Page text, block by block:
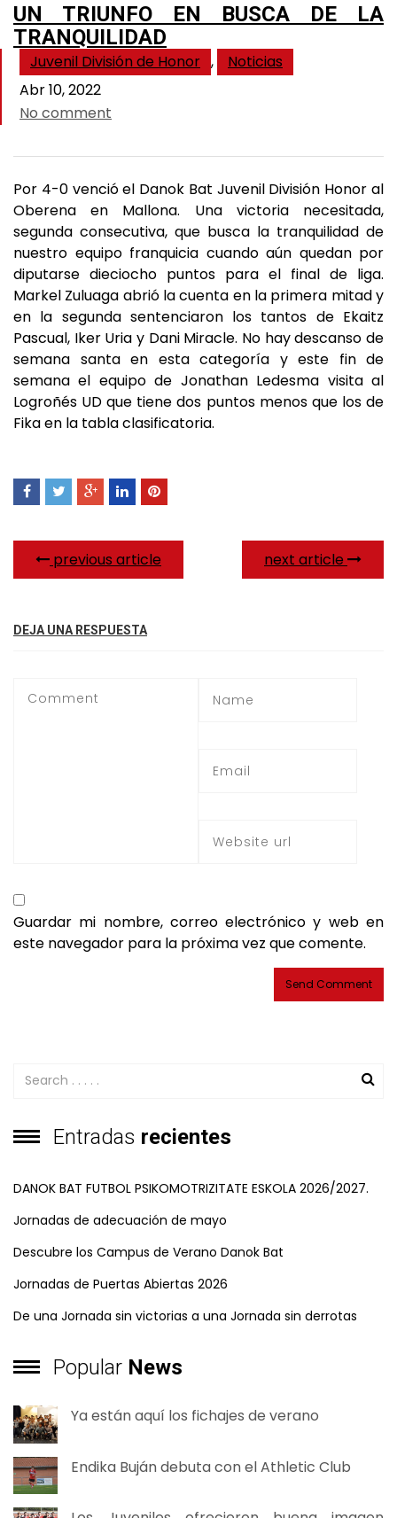
UN TRIUNFO EN BUSCA DE LA
TRANQUILIDAD
Juvenil División de Honor ,
Noticias
Abr 10, 2022
No comment
Por 4-0 venció el Danok Bat Juvenil División Honor al
Oberena en Mallona. Una victoria necesitada,
segunda consecutiva, que busca la tranquilidad de
nuestro equipo franquicia cuando aún quedan por
diputarse dieciocho puntos para el final de liga.
Markel Zuluaga abrió la cuenta en la primera mitad y
en la segunda sentenciaron los tantos de Ekaitz
Pascual, Iker Uria y Dani Miracle. No hay descanso de
semana santa en esta categoría y este fin de
semana el equipo de Jonathan Ledesma visita al
Logroñés UD que tiene dos puntos menos que los de
Fika en la tabla clasificatoria.
previous article next article
DEJA UNA RESPUESTA
Guardar mi nombre, correo electrónico y web en
este navegador para la próxima vez que comente.
Entradas recientes
DANOK BAT FUTBOL PSIKOMOTRIZITATE ESKOLA 2026/2027.
Jornadas de adecuación de mayo
Descubre los Campus de Verano Danok Bat
Jornadas de Puertas Abiertas 2026
De una Jornada sin victorias a una Jornada sin derrotas
Popular News
Ya están aquí los fichajes de verano
Endika Buján debuta con el Athletic Club